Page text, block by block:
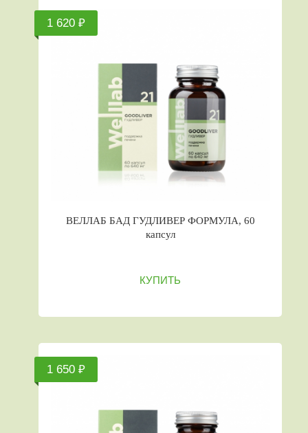
1 620 ₽
ВЕЛЛАБ БАД ГУДЛИВЕР ФОРМУЛА, 60
капсул
КУПИТЬ
1 650 ₽